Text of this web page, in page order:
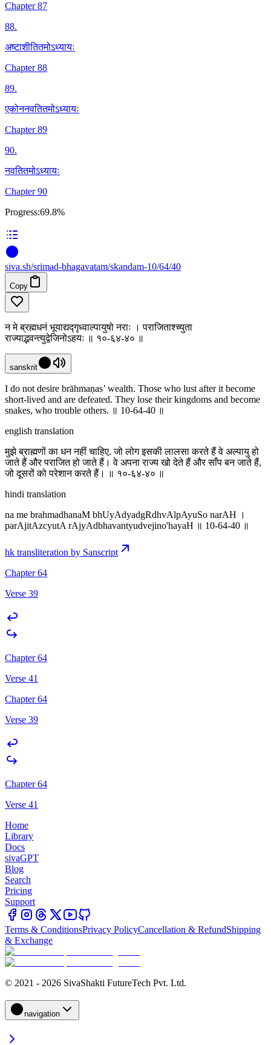
Chapter 87
88.
अष्टाशीतितमोऽध्यायः
Chapter 88
89.
एकोननवतितमोऽध्यायः
Chapter 89
90.
नवतितमोऽध्यायः
Chapter 90
Progress:69.8%
siva.sh/srimad-bhagavatam/skandam-10/64/40
Copy
न मे ब्रह्मधनं भूयाद्यद्गृध्वाल्पायुषो नराः । पराजिताश्च्युता
राज्याद्भवन्त्युद्वेजिनोऽहयः ॥ १०-६४-४० ॥
sanskrit
I do not desire brāhmaṇas’ wealth. Those who lust after it become
short-lived and are defeated. They lose their kingdoms and become
snakes, who trouble others. ॥ 10-64-40 ॥
english translation
मुझे ब्राह्मणों का धन नहीं चाहिए. जो लोग इसकी लालसा करते हैं वे अल्पायु हो
जाते हैं और पराजित हो जाते हैं। वे अपना राज्य खो देते हैं और साँप बन जाते हैं,
जो दूसरों को परेशान करते हैं। ॥ १०-६४-४० ॥
hindi translation
na me brahmadhanaM bhUyAdyadgRdhvAlpAyuSo narAH ।
parAjitAzcyutA rAjyAdbhavantyudvejino'hayaH ॥ 10-64-40 ॥
hk transliteration by Sanscript
Chapter 64
Verse 39
Chapter 64
Verse 41
Chapter 64
Verse 39
Chapter 64
Verse 41
Home
Library
Docs
sivaGPT
Blog
Search
Pricing
Support
Terms & ConditionsPrivacy PolicyCancellation & RefundShipping
& Exchange
© 2021 - 2026 SivaShakti FutureTech Pvt. Ltd.
navigation